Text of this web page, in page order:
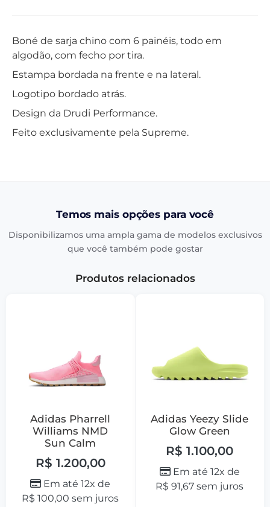
Boné de sarja chino com 6 painéis, todo em
algodão, com fecho por tira.
Estampa bordada na frente e na lateral.
Logotipo bordado atrás.
Design da Drudi Performance.
Feito exclusivamente pela Supreme.
Temos mais opções para você
Disponibilizamos uma ampla gama de modelos exclusivos
que você também pode gostar
Produtos relacionados
Adidas Pharrell
Williams NMD
Sun Calm
R$ 1.200,00
Em até 12x de
R$ 100,00 sem juros
Adidas Yeezy Slide
Glow Green
R$ 1.100,00
Em até 12x de
R$ 91,67 sem juros